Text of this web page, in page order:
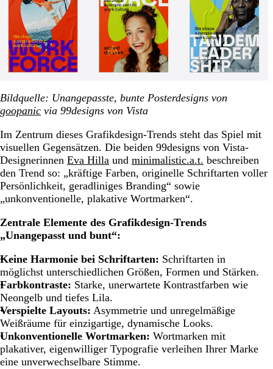
Bildquelle: Unangepasste, bunte Posterdesigns von
goopanic via 99designs von Vista
Im Zentrum dieses Grafikdesign-Trends steht das Spiel mit
visuellen Gegensätzen. Die beiden 99designs von Vista-
Designerinnen Eva Hilla und minimalistic.a.t. beschreiben
den Trend so: „kräftige Farben, originelle Schriftarten voller
Persönlichkeit, geradliniges Branding“ sowie
„unkonventionelle, plakative Wortmarken“.
Zentrale Elemente des Grafikdesign-Trends
„Unangepasst und bunt“:
Keine Harmonie bei Schriftarten: Schriftarten in
möglichst unterschiedlichen Größen, Formen und Stärken.
Farbkontraste: Starke, unerwartete Kontrastfarben wie
Neongelb und tiefes Lila.
Verspielte Layouts: Asymmetrie und unregelmäßige
Weißräume für einzigartige, dynamische Looks.
Unkonventionelle Wortmarken: Wortmarken mit
plakativer, eigenwilliger Typografie verleihen Ihrer Marke
eine unverwechselbare Stimme.